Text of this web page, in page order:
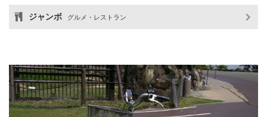
ジャンボ グルメ・レストラン